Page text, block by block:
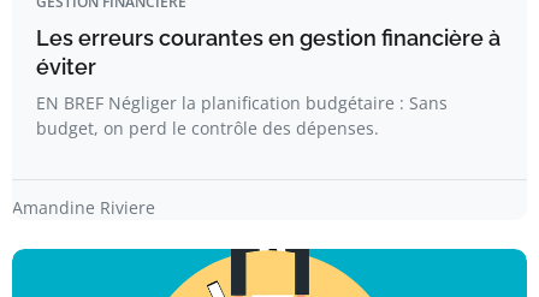
Les erreurs courantes en gestion financière à
éviter
EN BREF Négliger la planification budgétaire : Sans
budget, on perd le contrôle des dépenses.
Amandine Riviere